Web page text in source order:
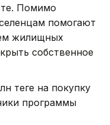
Помимо
помогают
жилищных
собственное
теңге на покупку
программы